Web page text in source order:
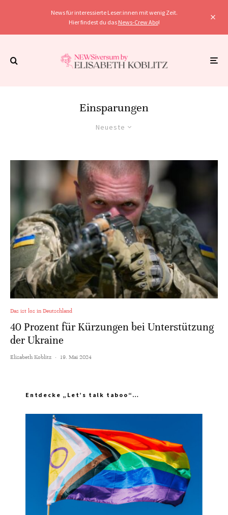
News für interessierte Leser:innen mit wenig Zeit.
Hier findest du das News-Crew Abo!
Einsparungen
Neueste
Das ist los in Deutschland
40 Prozent für Kürzungen bei Unterstützung
der Ukraine
Elisabeth Koblitz · 19. Mai 2024
Entdecke „Let’s talk taboo“…